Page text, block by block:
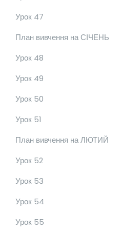
Урок 47
План вивчення на СІЧЕНЬ
Урок 48
Урок 49
Урок 50
Урок 51
План вивчення на ЛЮТИЙ
Урок 52
Урок 53
Урок 54
Урок 55